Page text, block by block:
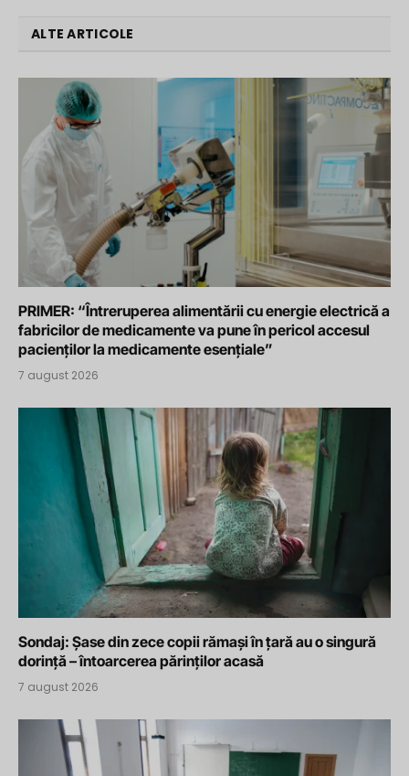
ALTE ARTICOLE
PRIMER: “Întreruperea alimentării cu energie electrică a
fabricilor de medicamente va pune în pericol accesul
pacienților la medicamente esențiale”
7 august 2026
Sondaj: Șase din zece copii rămași în țară au o singură
dorință – întoarcerea părinților acasă
7 august 2026